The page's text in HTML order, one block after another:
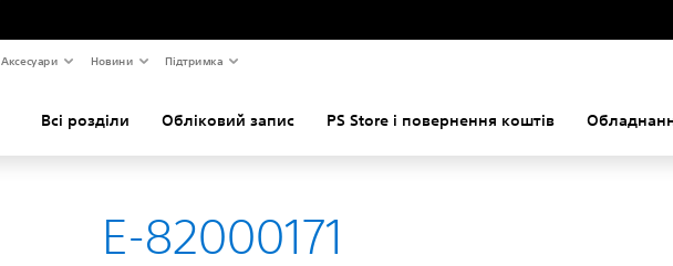
Аксесуари Новини Підтримка
Всі розділи Обліковий запис PS Store і повернення коштів
E-82000171